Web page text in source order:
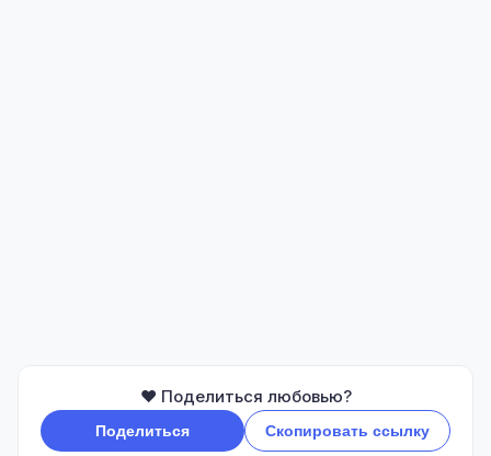
❤️ Поделиться любовью?
Поделиться Скопировать ссылку